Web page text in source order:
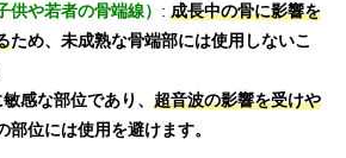
や若者の骨端線） : 成長中の骨に影響を
ため、未成熟な骨端部には使用しないこ
感な部位であり、 超音波の影響を受けや
部位には使用を避けます。